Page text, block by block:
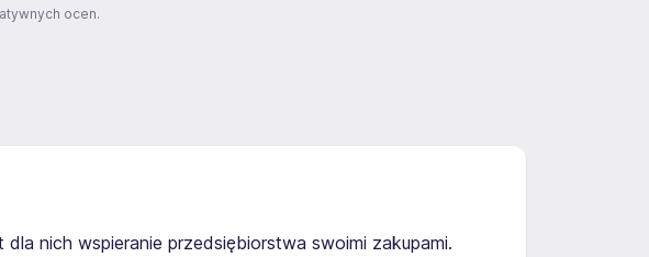
ocen.
nich wspieranie przedsiębiorstwa swoimi zakupami.